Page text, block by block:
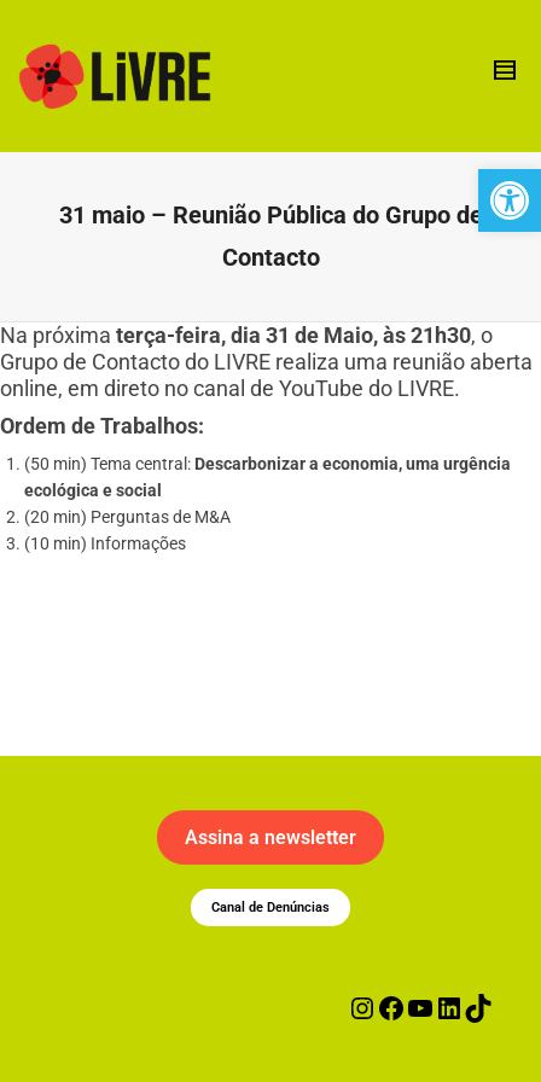
31 maio – Reunião Pública do Grupo de
Contacto
Na próxima terça-feira, dia 31 de Maio, às 21h30, o
Grupo de Contacto do LIVRE realiza uma reunião aberta
online, em direto no canal de YouTube do LIVRE.
Ordem de Trabalhos:
(50 min) Tema central: Descarbonizar a economia, uma urgência
ecológica e social
(20 min) Perguntas de M&A
(10 min) Informações
Assina a newsletter
Canal de Denúncias